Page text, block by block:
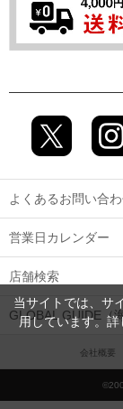
よくあるお問い合
営業日カレンダー
店舗検索
GLOBAL GUIDE（
会社概要
当サイトでは、サ
用しています。詳